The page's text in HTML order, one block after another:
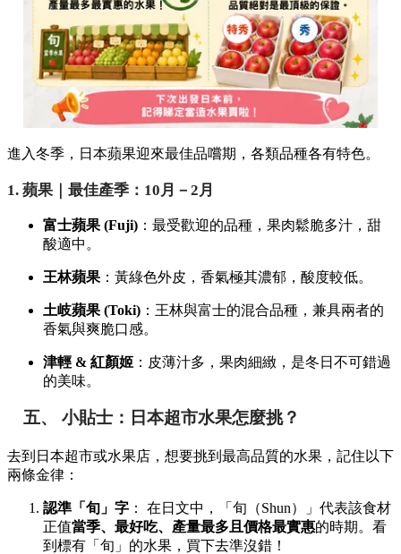
進入冬季，日本蘋果迎來最佳品嚐期，各類品種各有特色。
1. 蘋果｜最佳產季：10月－2月
富士蘋果 (Fuji) ：最受歡迎的品種，果肉鬆脆多汁，甜
酸適中。
王林蘋果 ：黃綠色外皮，香氣極其濃郁，酸度較低。
土岐蘋果 (Toki) ：王林與富士的混合品種，兼具兩者的
香氣與爽脆口感。
津輕 & 紅顏姬 ：皮薄汁多，果肉細緻，是冬日不可錯過
的美味。
五、 小貼士：日本超市水果怎麼挑？
去到日本超市或水果店，想要挑到最高品質的水果，記住以下
兩條金律：
認準「旬」字 ： 在日文中，「旬（Shun）」代表該食材
正值當季、最好吃、產量最多且價格最實惠的時期。看
到標有「旬」的水果，買下去準沒錯！